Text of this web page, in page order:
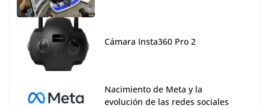
Cámara Insta360 Pro 2
Nacimiento de Meta y la
evolución de las redes sociales